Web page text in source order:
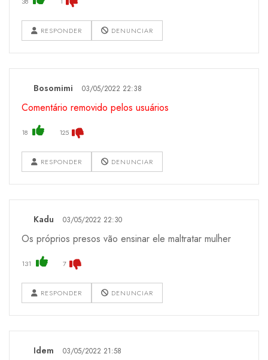
RESPONDER DENUNCIAR
Bosomimi 03/05/2022 22:38
Comentário removido pelos usuários
18 125
RESPONDER DENUNCIAR
Kadu 03/05/2022 22:30
Os próprios presos vão ensinar ele maltratar mulher
131 7
RESPONDER DENUNCIAR
Idem 03/05/2022 21:58